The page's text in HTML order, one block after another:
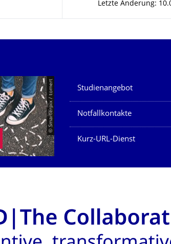
Letzte Änderung:
© Smarterpix / tomert Unsere Dienste
Studienangebot
Notfallkontakte
Kurz-URL-Dienst